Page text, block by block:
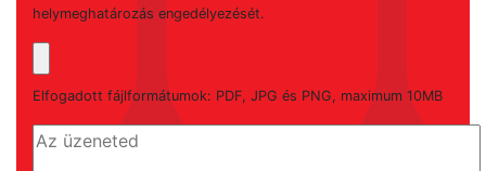
helymeghatározás engedélyezését.
Elfogadott fájlformátumok: PDF, JPG és PNG, maximum 10MB